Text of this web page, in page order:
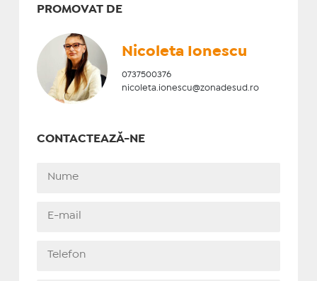
PROMOVAT DE
Nicoleta Ionescu
0737500376
nicoleta.ionescu@zonadesud.ro
CONTACTEAZĂ-NE